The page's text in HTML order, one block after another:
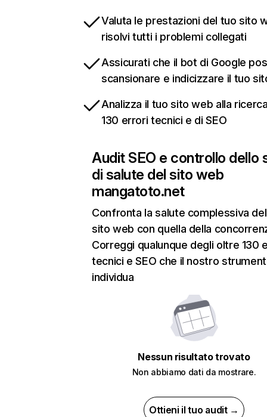
Valuta le prestazioni del tuo sito
risolvi tutti i problemi collegati
Assicurati che il bot di Google
scansionare e indicizzare il tuo
Analizza il tuo sito web alla
130 errori tecnici e di SEO
Audit SEO e controllo dello
di salute del sito web
mangatoto.net
Confronta la salute complessiva
sito web con quella della
Correggi qualunque degli oltre 130
tecnici e SEO che il nostro
individua
Nessun risultato trovato
Non abbiamo dati da mostrare.
Ottieni il tuo audit →